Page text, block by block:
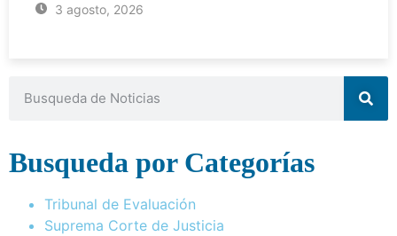
3 agosto, 2026
Busqueda por Categorías
Tribunal de Evaluación
Suprema Corte de Justicia